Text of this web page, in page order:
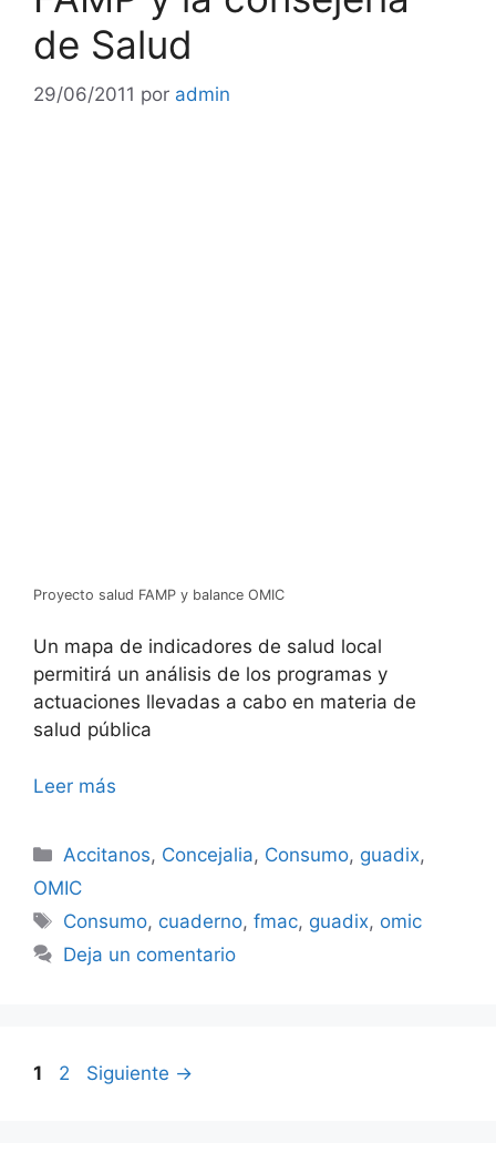
de Salud
29/06/2011 por admin
Proyecto salud FAMP y balance OMIC
Un mapa de indicadores de salud local
permitirá un análisis de los programas y
actuaciones llevadas a cabo en materia de
salud pública
Leer más
Categorías
Accitanos, Concejalia, Consumo, guadix,
OMIC
Etiquetas
Consumo, cuaderno,fmac, guadix, omic
Deja un comentario
Página
1 Página
2 Siguiente →